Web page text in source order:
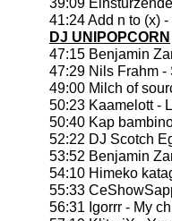
41:24 Add n to (x)
DJ UNIPOPCORN
47:15 Benjamin
47:29 Nils Frahm -
49:00 Milch of
50:23 Kaamelott -
50:40 Kap
52:22 DJ Scotch
53:52 Benjamin
54:10 Himeko
55:33
56:31 Igorrr - My